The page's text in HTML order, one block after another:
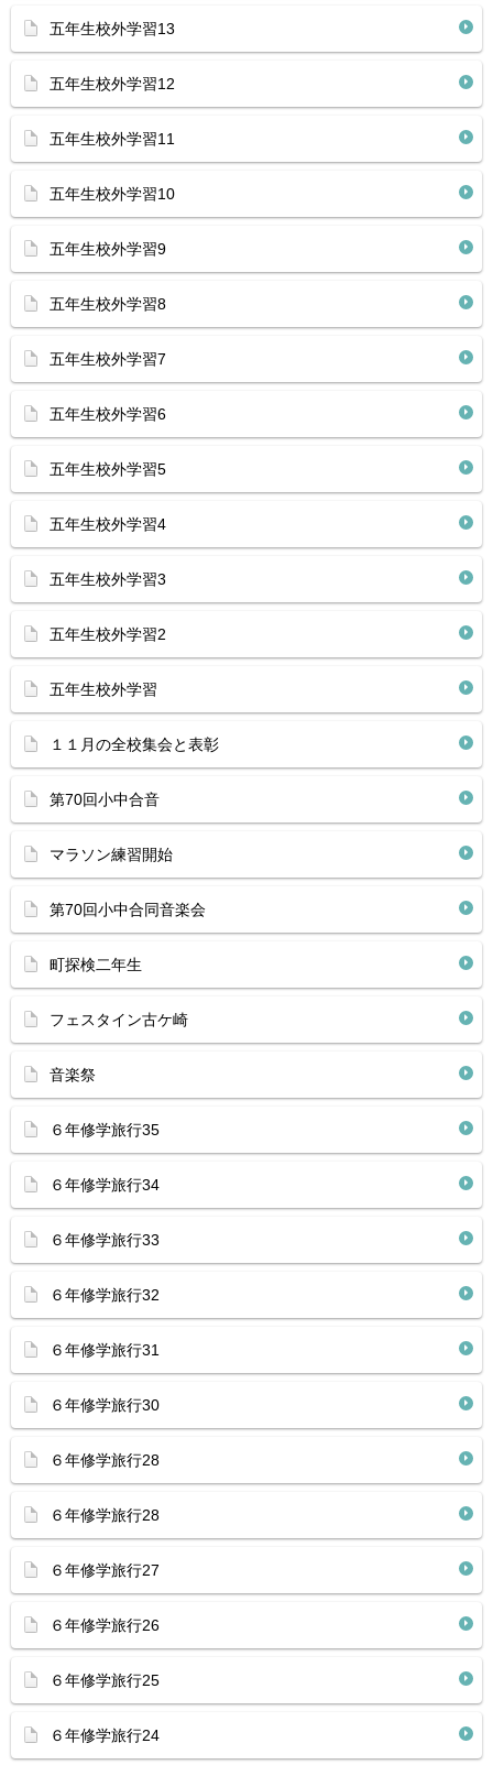
五年生校外学習13
五年生校外学習12
五年生校外学習11
五年生校外学習10
五年生校外学習9
五年生校外学習8
五年生校外学習7
五年生校外学習6
五年生校外学習5
五年生校外学習4
五年生校外学習3
五年生校外学習2
五年生校外学習
１１月の全校集会と表彰
第70回小中合音
マラソン練習開始
第70回小中合同音楽会
町探検二年生
フェスタイン古ケ崎
音楽祭
６年修学旅行35
６年修学旅行34
６年修学旅行33
６年修学旅行32
６年修学旅行31
６年修学旅行30
６年修学旅行28
６年修学旅行28
６年修学旅行27
６年修学旅行26
６年修学旅行25
６年修学旅行24